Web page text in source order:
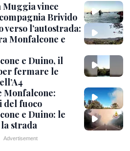
Muggia vince
Brivido
verso l’autostrada:
Monfalcone e
e Duino, il
fermare le
Monfalcone:
del fuoco
e Duino: le
strada